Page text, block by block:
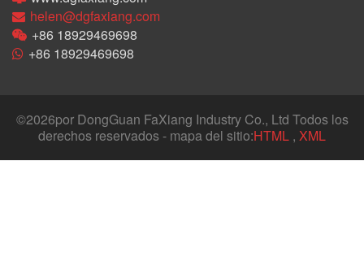
helen@dgfaxiang.com
+86 18929469698
+86 18929469698
©2026por DongGuan FaXiang Industry Co., Ltd Todos los
derechos reservados - mapa del sitio:HTML , XML